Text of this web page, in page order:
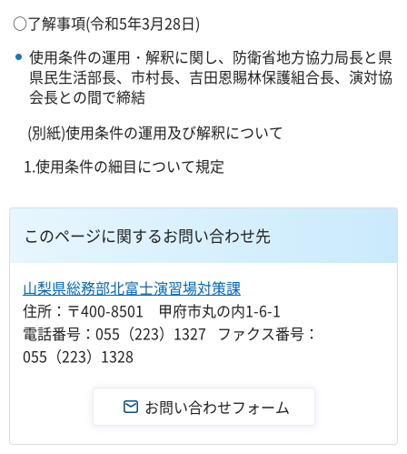
○了解事項(令和5年3月28日)
使用条件の運用・解釈に関し、防衛省地方協力局長と県
県民生活部長、市村長、吉田恩賜林保護組合長、演対協
会長との間で締結
(別紙)使用条件の運用及び解釈について
1.使用条件の細目について規定
このページに関するお問い合わせ先
山梨県総務部北富士演習場対策課
住所：〒400-8501 甲府市丸の内1-6-1
電話番号：055（223）1327 ファクス番号：
055（223）1328